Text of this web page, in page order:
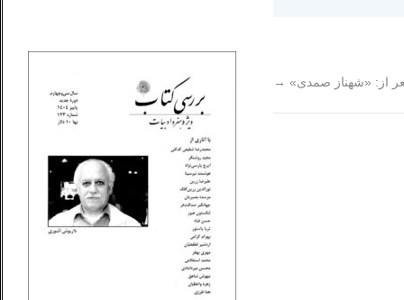
از: «شهناز صمدی» →